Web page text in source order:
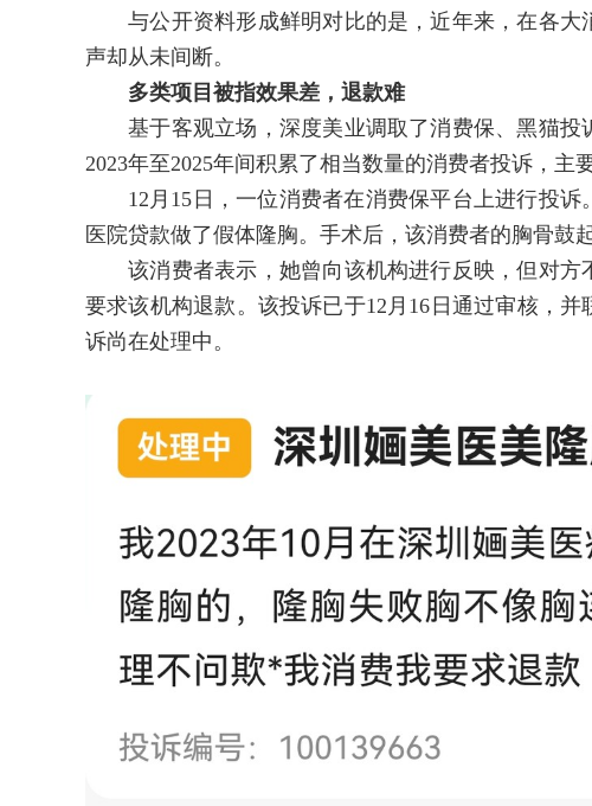
与公开资料形成鲜明对比的是，近年来，在各大
声却从未间断。
多类项目被指效果差，退款难
基于客观立场，深度美业调取了消费保、黑猫投
2023年至2025年间积累了相当数量的消费者投诉，主
12月15日，一位消费者在消费保平台上进行投诉
医院贷款做了假体隆胸。手术后，该消费者的胸骨鼓
该消费者表示，她曾向该机构进行反映，但对方
要求该机构退款。该投诉已于12月16日通过审核，
诉尚在处理中。